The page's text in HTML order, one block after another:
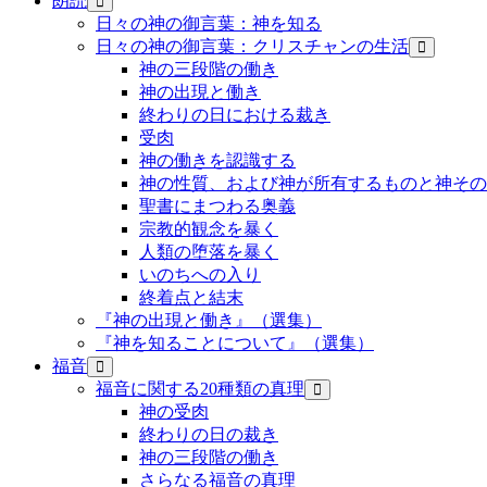
日々の神の御言葉：神を知る
日々の神の御言葉：クリスチャンの生活
神の三段階の働き
神の出現と働き
終わりの日における裁き
受肉
神の働きを認識する
神の性質、および神が所有するものと神そ
聖書にまつわる奥義
宗教的観念を暴く
人類の堕落を暴く
いのちへの入り
終着点と結末
『神の出現と働き』（選集）
『神を知ることについて』（選集）
福音
福音に関する20種類の真理
神の受肉
終わりの日の裁き
神の三段階の働き
さらなる福音の真理